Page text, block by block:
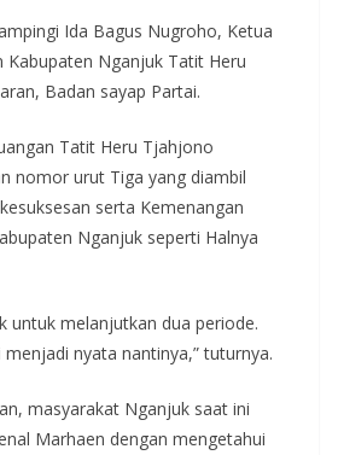
Ida Bagus Nugroho, Ketua
Kabupaten Nganjuk Tatit Heru
Badan sayap Partai.
Tatit Heru Tjahjono
nomor urut Tiga yang diambil
serta Kemenangan
Nganjuk seperti Halnya
untuk melanjutkan dua periode.
nyata nantinya,” tuturnya.
masyarakat Nganjuk saat ini
Marhaen dengan mengetahui